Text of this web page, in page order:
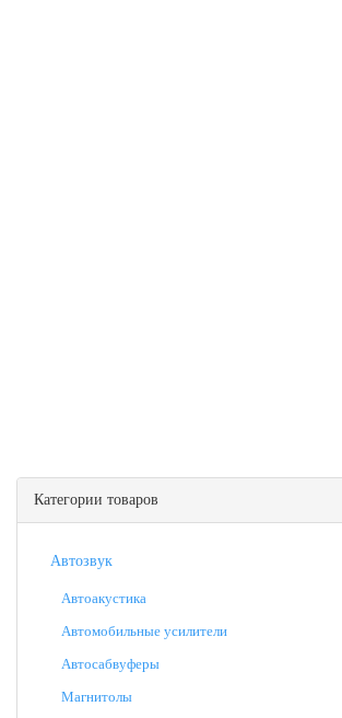
Категории товаров
Автозвук
Автоакустика
Автомобильные усилители
Автосабвуферы
Магнитолы